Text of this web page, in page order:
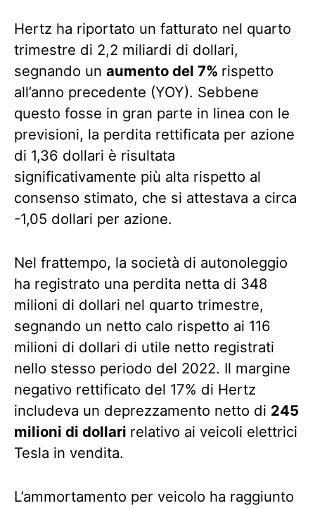
Hertz ha riportato un fatturato nel quarto
trimestre di 2,2 miliardi di dollari,
segnando un aumento del 7% rispetto
all’anno precedente (YOY). Sebbene
questo fosse in gran parte in linea con le
previsioni, la perdita rettificata per azione
di 1,36 dollari è risultata
significativamente più alta rispetto al
consenso stimato, che si attestava a circa
-1,05 dollari per azione.
Nel frattempo, la società di autonoleggio
ha registrato una perdita netta di 348
milioni di dollari nel quarto trimestre,
segnando un netto calo rispetto ai 116
milioni di dollari di utile netto registrati
nello stesso periodo del 2022. Il margine
negativo rettificato del 17% di Hertz
includeva un deprezzamento netto di 245
milioni di dollari relativo ai veicoli elettrici
Tesla in vendita.
L’ammortamento per veicolo ha raggiunto